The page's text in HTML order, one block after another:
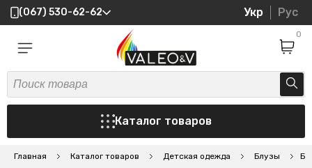
(067) 530-62-62 Укр Рус
0
Каталог товаров
Главная Каталог товаров Детская одежда Блузы